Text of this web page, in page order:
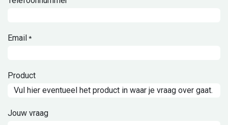
Email *
Product
Jouw vraag